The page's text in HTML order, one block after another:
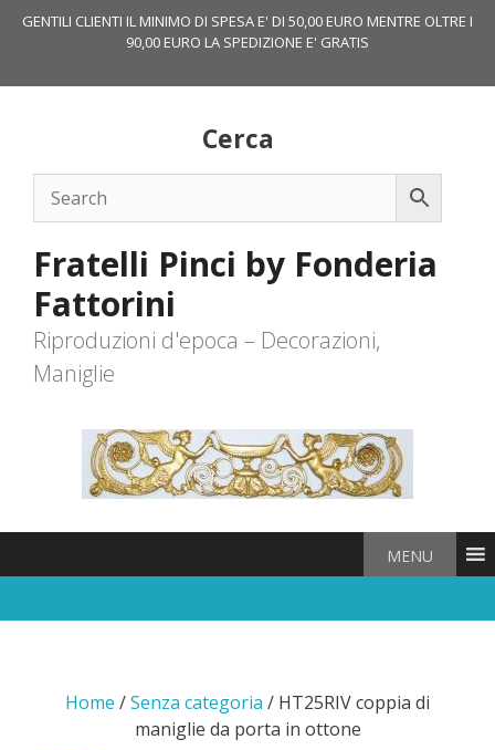
GENTILI CLIENTI IL MINIMO DI SPESA E' DI 50,00 EURO MENTRE OLTRE I
90,00 EURO LA SPEDIZIONE E' GRATIS
Cerca
Fratelli Pinci by Fonderia
Fattorini
Riproduzioni d'epoca – Decorazioni,
Maniglie
MENU
Home /Senza categoria / HT25RIV coppia di
maniglie da porta in ottone